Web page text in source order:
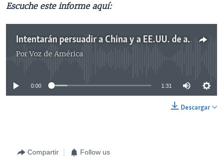
Escuche este informe aquí:
Intentarán persuadir a China y a EE.UU. de aceptar reforma de la OMC
PorVoz de América
No media source currently available
0:00 1:31
Descargar
Compartir Follow us